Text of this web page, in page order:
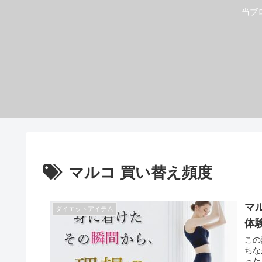
当ブ
マルコ 買い替え頻度
ダイエットアイテム
マ
体
こ
ち